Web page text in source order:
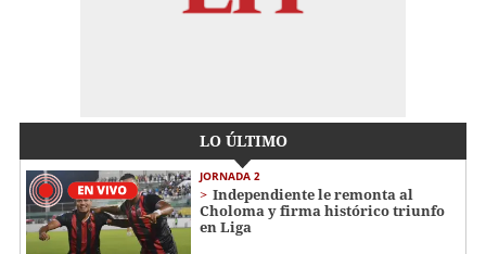
LO ÚLTIMO
JORNADA 2
Independiente le remonta al
Choloma y firma histórico triunfo
en Liga